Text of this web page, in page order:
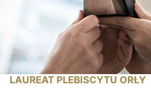
LAUREAT PLEBISCYTU ORŁY